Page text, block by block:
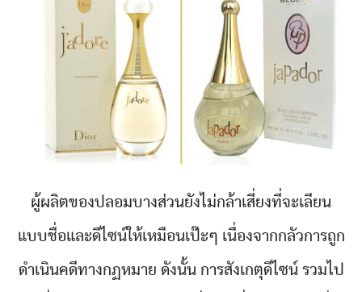
ผู้ผลิตของปลอมบางส่วนยังไม่กล้าเสี่ยงที่จะเลียน
แบบชื่อและดีไซน์ให้เหมือนเป๊ะๆ เนื่องจากกลัวการถูก
ดำเนินคดีทางกฏหมาย ดังนั้น การสังเกตุดีไซน์ รวมไป